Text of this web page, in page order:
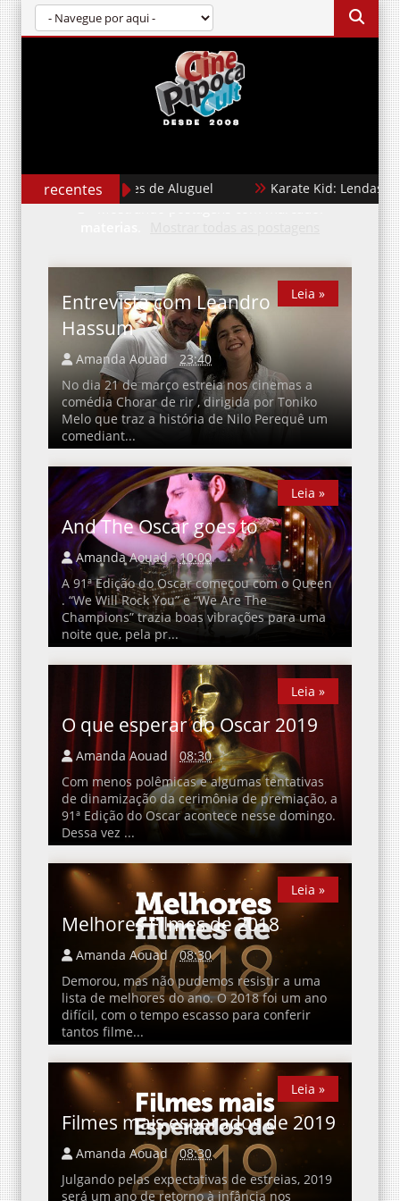
recentes
Cães de Aluguel Karate Kid: Lendas
Mostrando postagens com marcador
Entrevista com Leandro
Hassum
Amanda Aouad
23:40
No dia 21 de março estreia nos cinemas a
comédia Chorar de rir , dirigida por Toniko
Melo que traz a história de Nilo Perequê um
comediant...
Leia »
Leia »
And The Oscar goes to
Amanda Aouad
10:00
A 91ª Edição do Oscar começou com o Queen
. “We Will Rock You” e “We Are The
Champions” trazia boas vibrações para uma
noite que, pela pr...
Leia »
Leia »
O que esperar do Oscar 2019
Amanda Aouad
08:30
Com menos polêmicas e algumas tentativas
de dinamização da cerimônia de premiação, a
91ª Edição do Oscar acontece nesse domingo.
Dessa vez ...
Leia »
Leia »
Melhores Filmes de 2018
Amanda Aouad
08:30
Demorou, mas não pudemos resistir a uma
lista de melhores do ano. O 2018 foi um ano
difícil, com o tempo escasso para conferir
tantos filme...
Leia »
Leia »
Filmes mais esperados de 2019
Amanda Aouad
08:30
Julgando pelas expectativas de estreias, 2019
será um ano de retorno à infância nos
Leia »
Leia »